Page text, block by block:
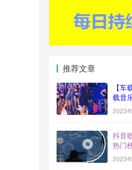
推荐文章
【
载音
视频[
2023
抖音
热门
BGM
7】
2023